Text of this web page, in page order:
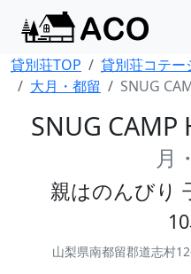
貸別荘TOP 貸別荘コテー
大月・都留
SNUG
SNUG CAMP
月
親はのんびり
山梨県南都留郡道志村